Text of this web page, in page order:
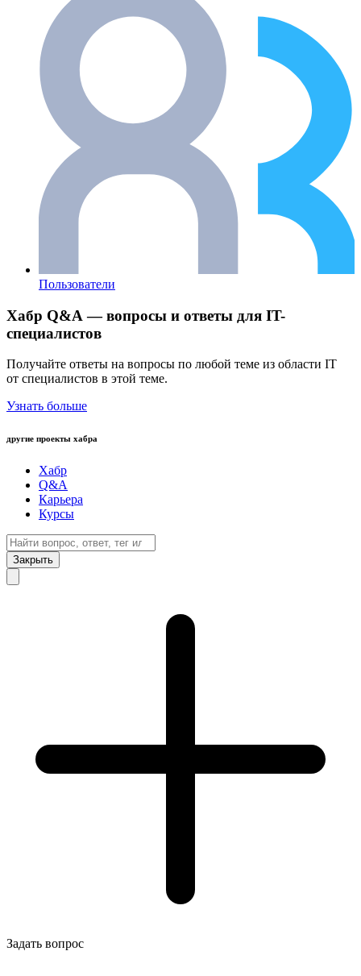
Пользователи
Хабр Q&A — вопросы и ответы для IT-
специалистов
Получайте ответы на вопросы по любой теме из области IT
от специалистов в этой теме.
Узнать больше
другие проекты хабра
Хабр
Q&A
Карьера
Курсы
Закрыть
Задать вопрос